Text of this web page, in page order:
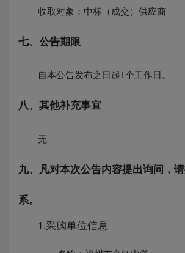
收取对象：中标（成交）供应商
七、公告期限
自本公告发布之日起1个工作日。
八、其他补充事宜
无
九、凡对本次公告内容提出询问，
系。
1.采购单位信息